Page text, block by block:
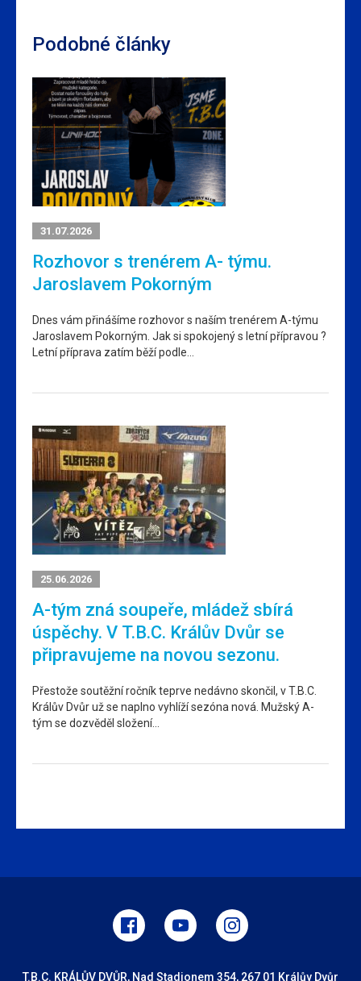
Podobné články
31.07.2026
Rozhovor s trenérem A- týmu.
Jaroslavem Pokorným
Dnes vám přinášíme rozhovor s naším trenérem A-týmu
Jaroslavem Pokorným. Jak si spokojený s letní přípravou ?
Letní příprava zatím běží podle…
25.06.2026
A-tým zná soupeře, mládež sbírá
úspěchy. V T.B.C. Králův Dvůr se
připravujeme na novou sezonu.
Přestože soutěžní ročník teprve nedávno skončil, v T.B.C.
Králův Dvůr už se naplno vyhlíží sezóna nová. Mužský A-
tým se dozvěděl složení…
T.B.C. KRÁLŮV DVŮR, Nad Stadionem 354, 267 01 Králův Dvůr